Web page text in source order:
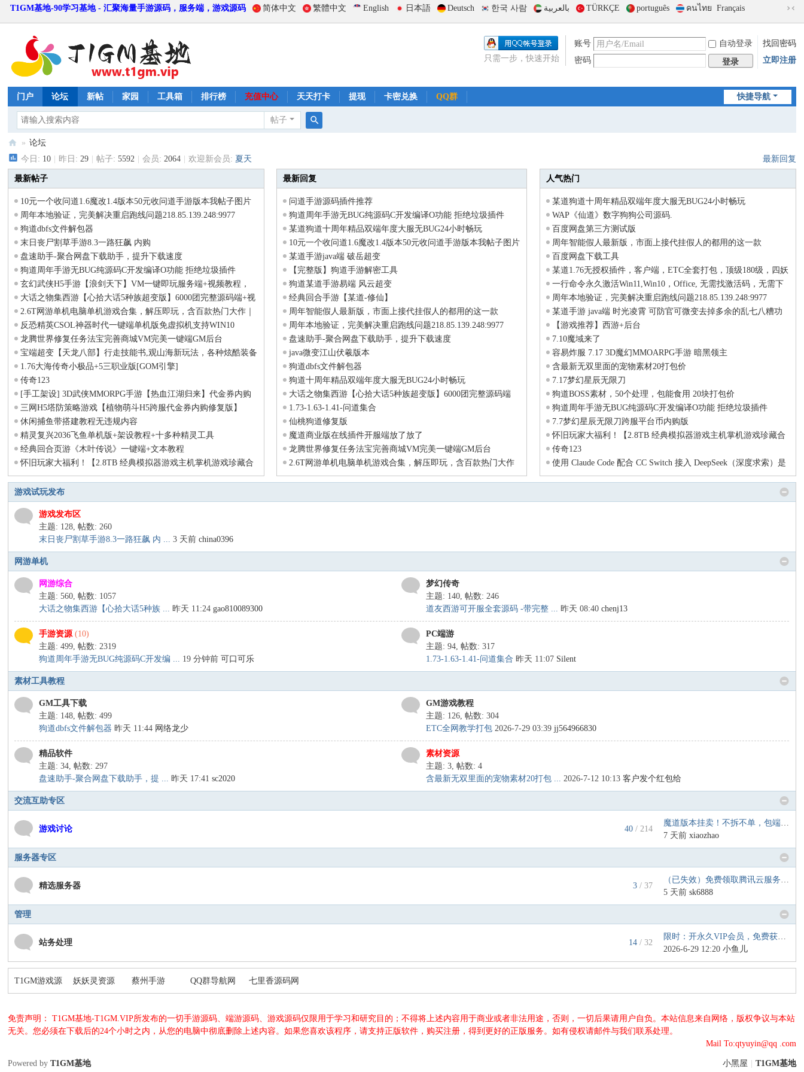
T1GM基地-90学习基地 - 汇聚海量手游源码，服务端，游戏源码 简体中文 繁體中文 English 日本語 Deutsch 한국 사람 بالعربية TÜRKÇE português คนไทย Français
到
版
账号 自动登录
找回密码
密码
登录 立即注册
只需一步，快速开始
快捷导航
门户 论坛 新帖 家园 工具箱 排行榜 充值中心 天天打卡 提现 卡密兑换 QQ群
帖子
T
1
M
基
地
» 论坛
今日: 10 昨日:29 帖子:5592 会员:2064 欢迎新会员: 夏天 最新回复
最新帖子
10元一个收问道1.6魔改1.4版本50元收问道手游版本我帖子图片
的版本有的留下你的qq
周年本地验证，完美解决重启跑线问题218.85.139.248:9977
狗道dbfs文件解包器
末日丧尸割草手游8.3一路狂飙 内购
盘速助手-聚合网盘下载助手，提升下载速度
狗道周年手游无BUG纯源码C开发编译O功能 拒绝垃圾插件
玄幻武侠H5手游【浪剑天下】VM一键即玩服务端+视频教程，
解压即玩
大话之物集西游【心拾大话5种族超变版】6000团完整源码端+视
频手工架设教程
2.6T网游单机电脑单机游戏合集，解压即玩，含百款热门大作｜
夸克网盘免费下载
反恐精英CSOL神器时代一键端单机版免虚拟机支持WIN10
龙腾世界修复任务法宝完善商城VM完美一键端GM后台
宝端超变【天龙八部】行走技能书,观山海新玩法，各种炫酷装备
和技能+GM工具
1.76大海传奇小极品+5三职业版[GOM引擎]
传奇123
[手工架设] 3D武侠MMORPG手游【热血江湖归来】代金券内购
七职业精修版
三网H5塔防策略游戏【植物萌斗H5跨服代金券内购修复版】
休闲捕鱼带搭建教程无违规内容
精灵复兴2036飞鱼单机版+架设教程+十多种精灵工具
经典回合页游《木叶传说》一键端+文本教程
怀旧玩家大福利！【2.8TB 经典模拟器游戏主机掌机游戏珍藏合
集】已整理完免费下载
最新回复
问道手游源码插件推荐
狗道周年手游无BUG纯源码C开发编译O功能 拒绝垃圾插件
某道狗道十周年精品双端年度大服无BUG24小时畅玩
10元一个收问道1.6魔改1.4版本50元收问道手游版本我帖子图片
的版本有的留下你的qq
某道手游java端 破岳超变
【完整版】狗道手游解密工具
狗道某道手游易端 风云超变
经典回合手游【某道-修仙】
周年智能假人最新版，市面上接代挂假人的都用的这一款
周年本地验证，完美解决重启跑线问题218.85.139.248:9977
盘速助手-聚合网盘下载助手，提升下载速度
java微变江山伏羲版本
狗道dbfs文件解包器
狗道十周年精品双端年度大服无BUG24小时畅玩
大话之物集西游【心拾大话5种族超变版】6000团完整源码端
+视频手工架设教程
1.73-1.63-1.41-问道集合
仙桃狗道修复版
魔道商业版在线插件开服端放了放了
龙腾世界修复任务法宝完善商城VM完美一键端GM后台
2.6T网游单机电脑单机游戏合集，解压即玩，含百款热门大作
｜夸克网盘免费下载
人气热门
某道狗道十周年精品双端年度大服无BUG24小时畅玩
WAP《仙道》数字狗狗公司源码.
百度网盘第三方测试版
周年智能假人最新版，市面上接代挂假人的都用的这一款
百度网盘下载工具
某道1.76无授权插件，客户端，ETC全套打包，顶级180级，四妖
化形版
一行命令永久激活Win11,Win10，Office, 无需找激活码，无需下
载安装；目前看到最最简
周年本地验证，完美解决重启跑线问题218.85.139.248:9977
某道手游 java端 时光凌霄 可防官可微变去掉多余的乱七八糟功
能
【游戏推荐】西游+后台
7.10魔域来了
容易炸服 7.17 3D魔幻MMOARPG手游 暗黑领主
含最新无双里面的宠物素材20打包价
7.17梦幻星辰无限刀
狗道BOSS素材，50个处理，包能食用 20块打包价
狗道周年手游无BUG纯源码C开发编译O功能 拒绝垃圾插件
7.7梦幻星辰无限刀跨服平台币内购版
怀旧玩家大福利！【2.8TB 经典模拟器游戏主机掌机游戏珍藏合
集】已整理完免费下载
传奇123
使用 Claude Code 配合 CC Switch 接入 DeepSeek（深度求索）是
目前国内用户非常主流
游戏试玩发布
游戏发布区
主题: 128,帖数: 260
末日丧尸割草手游8.3一路狂飙 内 ... 3 天前 china0396
网游单机
网游综合
主题: 560,帖数: 1057
大话之物集西游【心拾大话5种族 ... 昨天 11:24 gao810089300
梦幻传奇
主题: 140,帖数: 246
道友西游可开服全套源码 -带完整 ... 昨天 08:40 chenj13
手游资源(10)
主题: 499,帖数: 2319
狗道周年手游无BUG纯源码C开发编 ... 19 分钟前 可口可乐
PC端游
主题: 94,帖数: 317
1.73-1.63-1.41-问道集合 昨天 11:07 Silent
素材工具教程
GM工具下载
主题: 148,帖数: 499
狗道dbfs文件解包器 昨天 11:44 网络龙少
GM游戏教程
主题: 126,帖数: 304
ETC全网教学打包 2026-7-29 03:39jj564966830
精品软件
主题: 34,帖数: 297
盘速助手-聚合网盘下载助手，提 ... 昨天 17:41 sc2020
素材资源
主题: 3,帖数: 4
含最新无双里面的宠物素材20打包 ... 2026-7-12 10:13客户发个红包给
交流互助专区
游戏讨论 40 / 214
魔道版本挂卖！不拆不单，包端联 ...
7 天前 xiaozhao
服务器专区
精选服务器 3 / 37
（已失效）免费领取腾讯云服务器 ...
5 天前 sk6888
管理
站务处理 14 / 32
限时：开永久VIP会员，免费获得 ...
2026-6-29 12:20小鱼儿
T1GM游戏源
码网
妖妖灵资源 蔡州手游 QQ群导航网 七里香源码网
免责声明： T1GM基地-T1GM.VIP所发布的一切手游源码、端游源码、游戏源码仅限用于学习和研究目的；不得将上述内容用于商业或者非法用途，否则，一切后果请用户自负。本站信息来自网络，版权争议与本站
无关。您必须在下载后的24个小时之内，从您的电脑中彻底删除上述内容。如果您喜欢该程序，请支持正版软件，购买注册，得到更好的正版服务。如有侵权请邮件与我们联系处理。
Mail To:qtyuyin@qq .com
小黑屋 T1GM基地
Powered byT1GM基地